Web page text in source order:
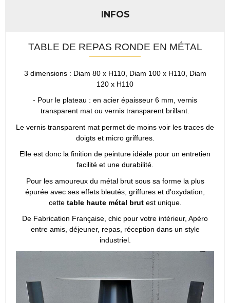
INFOS
TABLE DE REPAS RONDE EN MÉTAL
3 dimensions : Diam 80 x H110, Diam 100 x H110, Diam
120 x H110
- Pour le plateau : en acier épaisseur 6 mm, vernis
transparent mat ou vernis transparent brillant.
Le vernis transparent mat permet de moins voir les traces de
doigts et micro griffures.
Elle est donc la finition de peinture idéale pour un entretien
facilité et une durabilité.
Pour les amoureux du métal brut sous sa forme la plus
épurée avec ses effets bleutés, griffures et d'oxydation,
cette table haute métal brut est unique.
De Fabrication Française, chic pour votre intérieur, Apéro
entre amis, déjeuner, repas, réception dans un style
industriel.